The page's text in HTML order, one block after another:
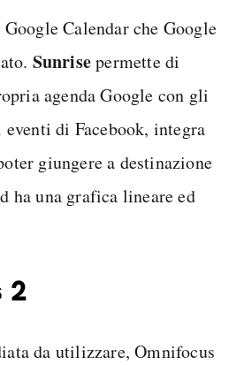
Calendar che Google
Sunrisepermette di
agenda Google con gli
di Facebook, integra
giungere a destinazione
ha una grafica lineare ed
2
da utilizzare,Omnifocus